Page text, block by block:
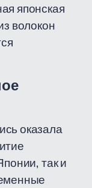
японская
волокон
оказала
так и